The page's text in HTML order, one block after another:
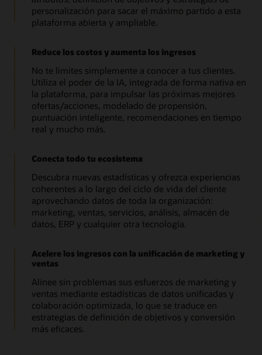
personalización para sacar el máximo partido a esta
plataforma abierta y ampliable.
Reduce los costos y aumenta los ingresos
No te limites simplemente a conocer a tus clientes.
Utiliza el poder de la IA, integrada de forma nativa en
la plataforma, para impulsar las próximas mejores
ofertas/acciones, modelado de propensión,
puntuación inteligente, recomendaciones en tiempo
real y mucho más.
Conecta todo tu ecosistema
Descubra nuevas estadísticas y ofrezca experiencias
coherentes a lo largo del ciclo de vida del cliente
aprovechando datos de toda la organización:
marketing, ventas, servicios, análisis, almacén de
datos, ERP y cualquier otra tecnología.
Acelere los ingresos con la unificación de marketing y
ventas
Alinee sin problemas sus esfuerzos de marketing y
ventas mediante estadísticas de datos unificadas y
colaboración optimizada, lo que se traduce en
estrategias de definición de objetivos y conversión
más eficaces.